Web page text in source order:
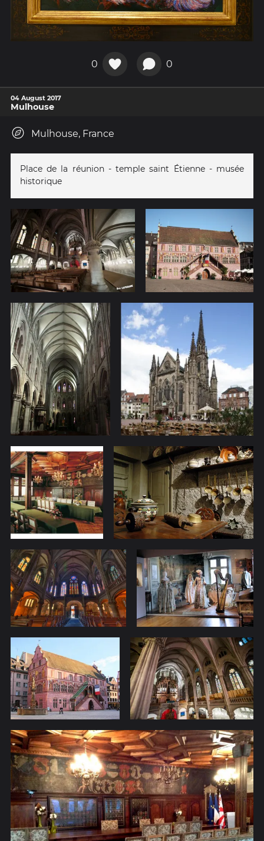
0 0
04 August 2017
Mulhouse
Mulhouse, France
Place de la réunion - temple saint Étienne - musée
historique